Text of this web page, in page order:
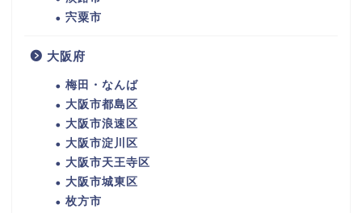
宍粟市
大阪府
梅田・なんば
大阪市都島区
大阪市浪速区
大阪市淀川区
大阪市天王寺区
大阪市城東区
枚方市